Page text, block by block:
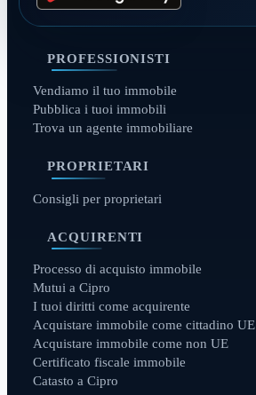
PROFESSIONISTI
Vendiamo il tuo immobile
Pubblica i tuoi immobili
Trova un agente immobiliare
PROPRIETARI
Consigli per proprietari
ACQUIRENTI
Processo di acquisto immobile
Mutui a Cipro
I tuoi diritti come acquirente
Acquistare immobile come cittadino UE
Acquistare immobile come non UE
Certificato fiscale immobile
Catasto a Cipro